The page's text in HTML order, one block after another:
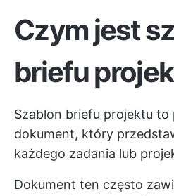
Czym jest
briefu
Szablon briefu projektu
dokument, który
każdego zadania lub
Dokument ten często